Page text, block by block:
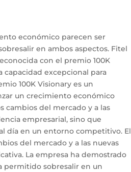
económico parecen ser
en ambos aspectos. Fitel
con el premio 100K
capacidad excepcional para
100K Visionary es un
un crecimiento económico
cambios del mercado y a las
empresarial, sino que
día en un entorno competitivo. El
del mercado y a las nuevas
La empresa ha demostrado
permitido sobresalir en un